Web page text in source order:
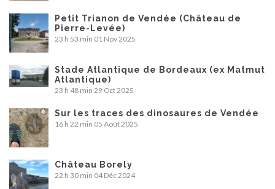
Petit Trianon de Vendée (Château de
Pierre-Levée)
23 h 53 min 01 Nov 2025
Stade Atlantique de Bordeaux (ex Matmut
Atlantique)
23 h 48 min 29 Oct 2025
Sur les traces des dinosaures de Vendée
16 h 22 min 05 Août 2025
Château Borely
22 h 30 min 04 Déc 2024